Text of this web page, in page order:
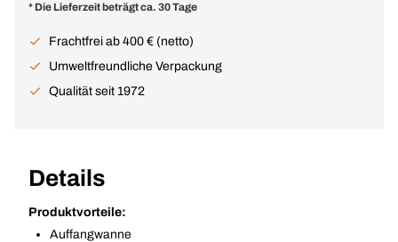
* Die Lieferzeit beträgt ca. 30 Tage
Frachtfrei ab 400 € (netto)
Umweltfreundliche Verpackung
Qualität seit 1972
Details
Produktvorteile:
Auffangwanne